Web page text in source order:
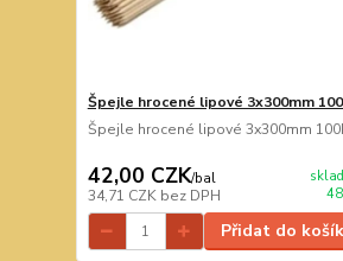
Špejle hrocené lipové 3x300mm
Špejle hrocené lipové 3x300mm
42,00 CZK/bal
34,71 CZK bez DPH
Přidat do